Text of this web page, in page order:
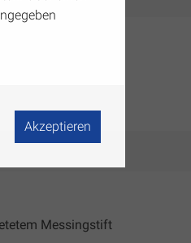
Messingstift
Akzeptieren